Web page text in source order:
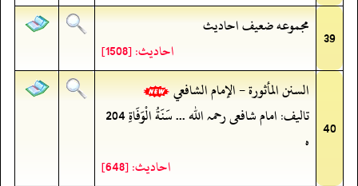
39 مجموعه ضعيف احاديث
احادیث: [1508]
40
السنن المأثورة - الإمام الشافعي
تالیف: امام شافعی رحمہ اللہ ... سَنَةُ الْوَفَاةِ 204
ه
احادیث: [648]